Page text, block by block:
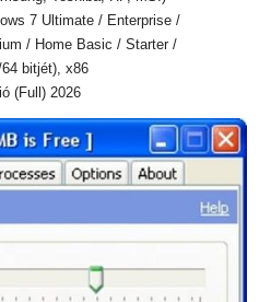
7 Ultimate / Enterprise /
/ Home Basic / Starter /
bitjét), x86
(Full) 2026